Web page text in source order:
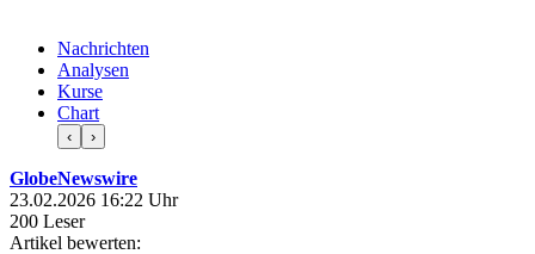
Nachrichten
Analysen
Kurse
Chart
‹ ›
GlobeNewswire
23.02.2026 16:22 Uhr
200 Leser
Artikel bewerten: